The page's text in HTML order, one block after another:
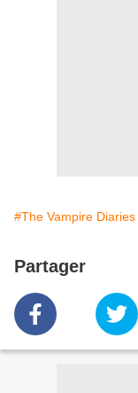
#The Vampire Diaries
Partager